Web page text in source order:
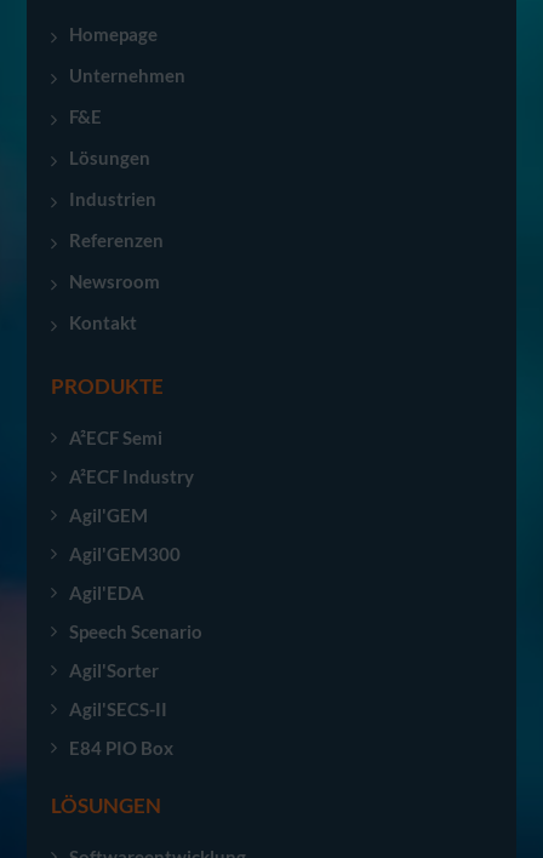
Homepage
Unternehmen
F&E
Lösungen
Industrien
Referenzen
Newsroom
Kontakt
PRODUKTE
A²ECF Semi
A²ECF Industry
Agil'GEM
Agil'GEM300
Agil'EDA
Speech Scenario
Agil'Sorter
Agil'SECS-II
E84 PIO Box
LÖSUNGEN